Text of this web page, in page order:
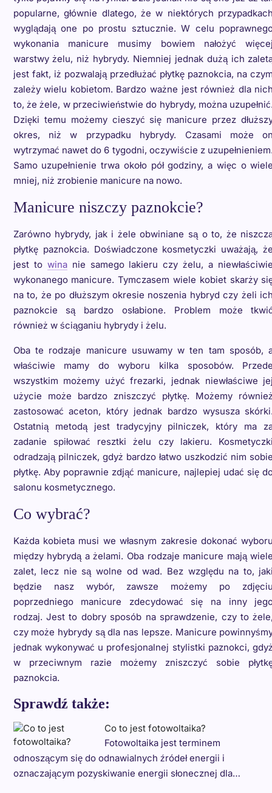
popularne, głównie dlatego, że w niektórych
wyglądają one po prostu sztucznie. W celu
wykonania manicure musimy bowiem nałożyć
warstwy żelu, niż hybrydy. Niemniej jednak dużą ich
jest fakt, iż pozwalają przedłużać płytkę paznokcia, na
zależy wielu kobietom. Bardzo ważne jest również dla
to, że żele, w przeciwieństwie do hybrydy, można
Dzięki temu możemy cieszyć się manicure przez
okres, niż w przypadku hybrydy. Czasami może
wytrzymać nawet do 6 tygodni, oczywiście z
Samo uzupełnienie trwa około pół godziny, a więc o
mniej, niż zrobienie manicure na nowo.
Manicure niszczy paznokcie?
Zarówno hybrydy, jak i żele obwiniane są o to, że
płytkę paznokcia. Doświadczone kosmetyczki uważają,
jest to winanie samego lakieru czy żelu, a
wykonanego manicure. Tymczasem wiele kobiet skarży
na to, że po dłuższym okresie noszenia hybryd czy żeli
paznokcie są bardzo osłabione. Problem może
również w ściąganiu hybrydy i żelu.
Oba te rodzaje manicure usuwamy w ten tam sposób,
właściwie mamy do wyboru kilka sposobów.
wszystkim możemy użyć frezarki, jednak niewłaściwe
użycie może bardzo zniszczyć płytkę. Możemy
zastosować aceton, który jednak bardzo wysusza
Ostatnią metodą jest tradycyjny pilniczek, który ma
zadanie spiłować resztki żelu czy lakieru.
odradzają pilniczek, gdyż bardzo łatwo uszkodzić nim
płytkę. Aby poprawnie zdjąć manicure, najlepiej udać się
salonu kosmetycznego.
Co wybrać?
Każda kobieta musi we własnym zakresie dokonać
między hybrydą a żelami. Oba rodzaje manicure mają
zalet, lecz nie są wolne od wad. Bez względu na to,
będzie nasz wybór, zawsze możemy po
poprzedniego manicure zdecydować się na inny
rodzaj. Jest to dobry sposób na sprawdzenie, czy to
czy może hybrydy są dla nas lepsze. Manicure
jednak wykonywać u profesjonalnej stylistki paznokci,
w przeciwnym razie możemy zniszczyć sobie
paznokcia.
Sprawdź także:
Co to jest fotowoltaika?
Fotowoltaika jest terminem
odnoszącym się do odnawialnych źródeł energii i
oznaczającym pozyskiwanie energii słonecznej dla…